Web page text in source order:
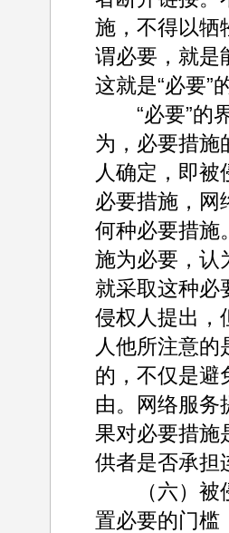
施，不得以牺
谓必要，就是
这就是“必要”
“必要”的界
为，必要措施
人确定，即
必要措施，网
何种必要措施
施为必要，认
就采取这种必
侵权人提出，
人他所注意
的，不仅是避
由。网络服务
果对必要措施
供者是否承担
（六）被侵
置必要的门槛